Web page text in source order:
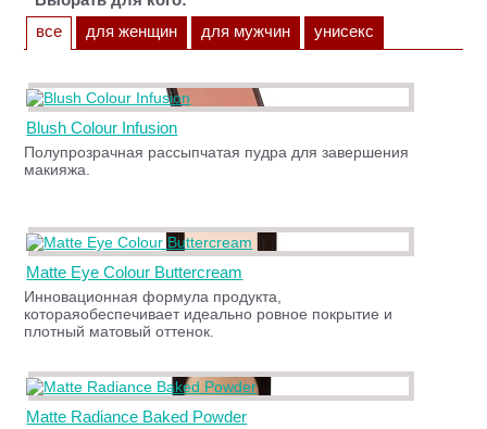
все
для женщин для мужчин унисекс
Blush Colour Infusion
Полупрозрачная рассыпчатая пудра для завершения
макияжа.
Matte Eye Colour Buttercream
Инновационная формула продукта,
котораяобеспечивает идеально ровное покрытие и
плотный матовый оттенок.
Matte Radiance Baked Powder